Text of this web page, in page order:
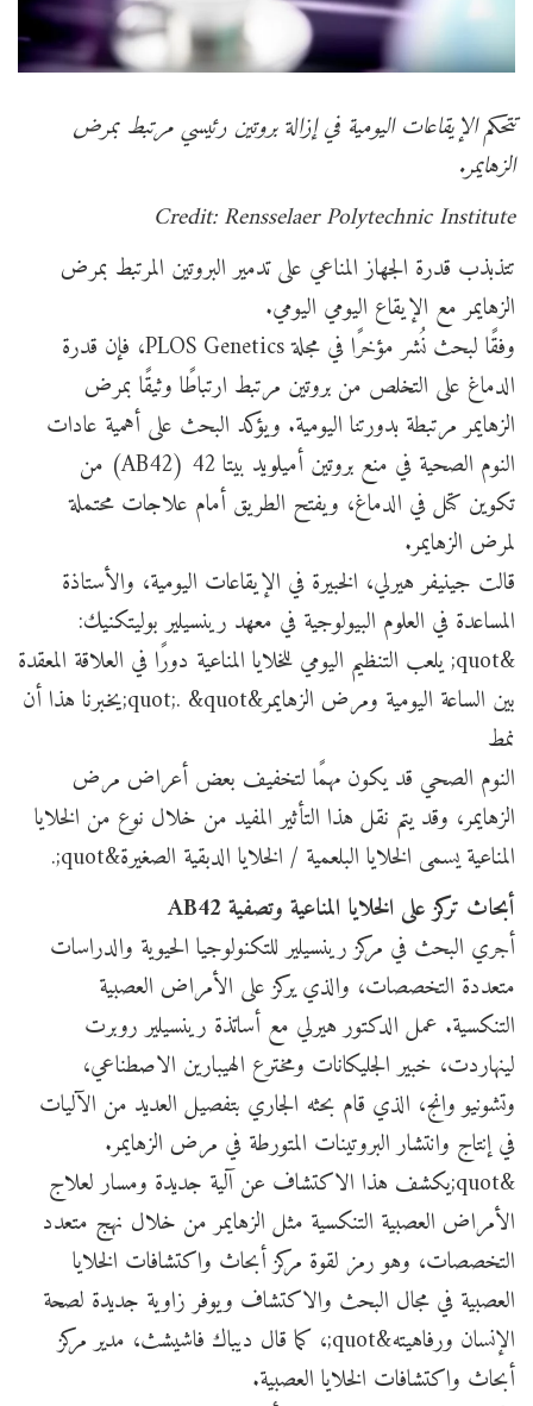
تتحكم الإيقاعات اليومية في إزالة بروتين رئيسي مرتبط بمرض
الزهايمر.
Credit: Rensselaer Polytechnic Institute
تتذبذب قدرة الجهاز المناعي على تدمير البروتين المرتبط بمرض
الزهايمر مع الإيقاع اليومي اليومي.
وفقًا لبحث نُشر مؤخرًا في مجلة PLOS Genetics، فإن قدرة
الدماغ على التخلص من بروتين مرتبط ارتباطًا وثيقًا بمرض
الزهايمر مرتبطة بدورتنا اليومية. ويؤكد البحث على أهمية عادات
النوم الصحية في منع بروتين أميلويد بيتا 42 (AB42) من
تكوين كتل في الدماغ، ويفتح الطريق أمام علاجات محتملة
لمرض الزهايمر.
قالت جينيفر هيرلي، الخبيرة في الإيقاعات اليومية، والأستاذة
المساعدة في العلوم البيولوجية في معهد رينسيلير بوليتكنيك:
&quot; يلعب التنظيم اليومي للخلايا المناعية دورًا في العلاقة المعقدة
بين الساعة اليومية ومرض الزهايمر&quot;. &quot;يخبرنا هذا أن
نمط
النوم الصحي قد يكون مهمًا لتخفيف بعض أعراض مرض
الزهايمر، وقد يتم نقل هذا التأثير المفيد من خلال نوع من الخلايا
المناعية يسمى الخلايا البلعمية / الخلايا الدبقية الصغيرة&quot;.
أبحاث تركز على الخلايا المناعية وتصفية AB42
أجري البحث في مركز رينسيلير للتكنولوجيا الحيوية والدراسات
متعددة التخصصات، والذي يركز على الأمراض العصبية
التنكسية. عمل الدكتور هيرلي مع أساتذة رينسيلير روبرت
لينهاردت، خبير الجليكانات ومخترع الهيبارين الاصطناعي،
وتشونيو وانج، الذي قام بحثه الجاري بتفصيل العديد من الآليات
في إنتاج وانتشار البروتينات المتورطة في مرض الزهايمر.
&quot;يكشف هذا الاكتشاف عن آلية جديدة ومسار لعلاج
الأمراض العصبية التنكسية مثل الزهايمر من خلال نهج متعدد
التخصصات، وهو رمز لقوة مركز أبحاث واكتشافات الخلايا
العصبية في مجال البحث والاكتشاف ويوفر زاوية جديدة لصحة
الإنسان ورفاهيته&quot;، كما قال ديباك فاشيشث، مدير مركز
أبحاث واكتشافات الخلايا العصبية.